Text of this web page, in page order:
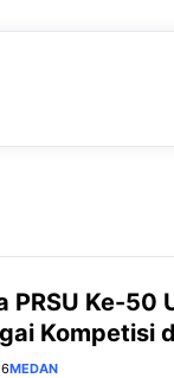
PRSU Ke-50
Kompetisi
MEDAN